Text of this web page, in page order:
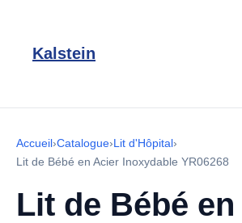
Kalstein
Accueil›Catalogue›Lit d'Hôpital›
Lit de Bébé en Acier Inoxydable YR06268
Lit de Bébé